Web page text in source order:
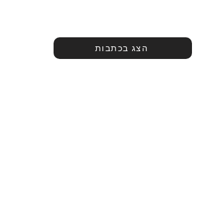
הצג בכתבות